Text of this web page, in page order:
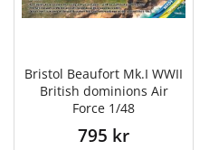
Bristol Beaufort Mk.I WWII
British dominions Air
Force 1/48
795 kr